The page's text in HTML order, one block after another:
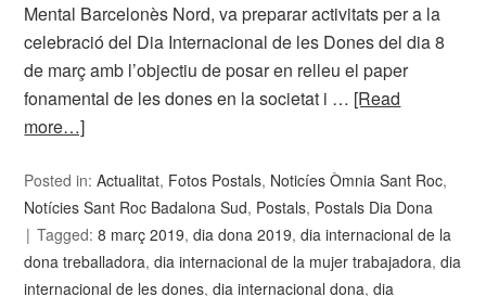
Mental Barcelonès Nord, va preparar activitats per a la
celebració del Dia Internacional de les Dones del dia 8
de març amb l’objectiu de posar en relleu el paper
fonamental de les dones en la societat i … [Read
more…]
Posted in:Actualitat, Fotos Postals, Noticíes Òmnia Sant Roc,
Notícies Sant Roc Badalona Sud, Postals, Postals Dia Dona
Tagged:8 març 2019,dia dona 2019,dia internacional de la
dona treballadora,dia internacional de la mujer trabajadora,dia
internacional de les dones,dia internacional dona,dia